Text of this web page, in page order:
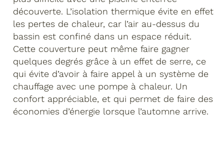
découverte. L’isolation thermique évite en effet
les pertes de chaleur, car l’air au-dessus du
bassin est confiné dans un espace réduit.
Cette couverture peut même faire gagner
quelques degrés grâce à un effet de serre, ce
qui évite d’avoir à faire appel à un système de
chauffage avec une pompe à chaleur. Un
confort appréciable, et qui permet de faire des
économies d’énergie lorsque l’automne arrive.